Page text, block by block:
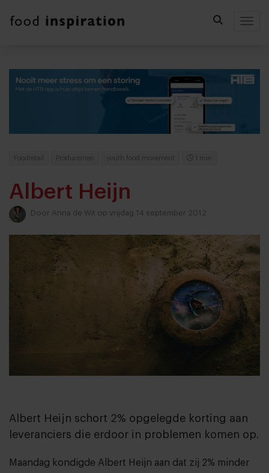
Foodretail Producenten youth food movement 1 min
Albert Heijn
Door Anna de Wit op vrijdag 14 september 2012
Albert Heijn schort 2% opgelegde korting aan
leveranciers die erdoor in problemen komen op.
Maandag kondigde Albert Heijn aan dat zij 2% minder